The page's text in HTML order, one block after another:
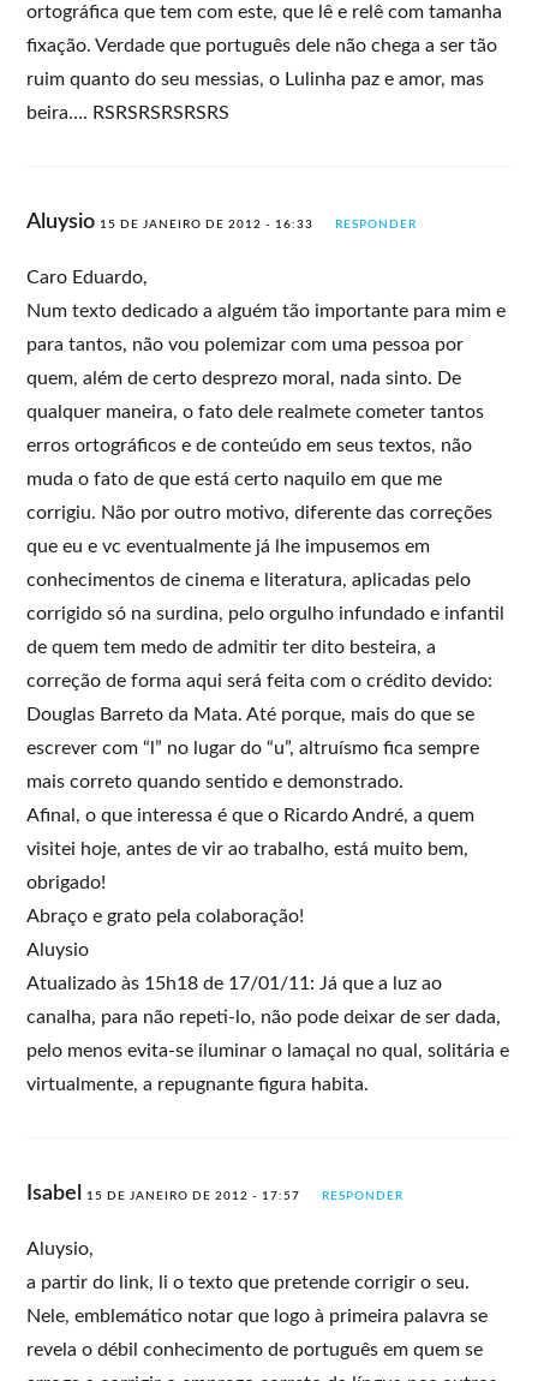
ortográfica que tem com este, que lê e relê com tamanha
fixação. Verdade que português dele não chega a ser tão
ruim quanto do seu messias, o Lulinha paz e amor, mas
beira…. RSRSRSRSRSRS
Aluysio 15 DE JANEIRO DE 2012 - 16:33 RESPONDER
Caro Eduardo,
Num texto dedicado a alguém tão importante para mim e
para tantos, não vou polemizar com uma pessoa por
quem, além de certo desprezo moral, nada sinto. De
qualquer maneira, o fato dele realmete cometer tantos
erros ortográficos e de conteúdo em seus textos, não
muda o fato de que está certo naquilo em que me
corrigiu. Não por outro motivo, diferente das correções
que eu e vc eventualmente já lhe impusemos em
conhecimentos de cinema e literatura, aplicadas pelo
corrigido só na surdina, pelo orgulho infundado e infantil
de quem tem medo de admitir ter dito besteira, a
correção de forma aqui será feita com o crédito devido:
Douglas Barreto da Mata. Até porque, mais do que se
escrever com “l” no lugar do “u”, altruísmo fica sempre
mais correto quando sentido e demonstrado.
Afinal, o que interessa é que o Ricardo André, a quem
visitei hoje, antes de vir ao trabalho, está muito bem,
obrigado!
Abraço e grato pela colaboração!
Aluysio
Atualizado às 15h18 de 17/01/11: Já que a luz ao
canalha, para não repeti-lo, não pode deixar de ser dada,
pelo menos evita-se iluminar o lamaçal no qual, solitária e
virtualmente, a repugnante figura habita.
Isabel 15 DE JANEIRO DE 2012 - 17:57 RESPONDER
Aluysio,
a partir do link, li o texto que pretende corrigir o seu.
Nele, emblemático notar que logo à primeira palavra se
revela o débil conhecimento de português em quem se